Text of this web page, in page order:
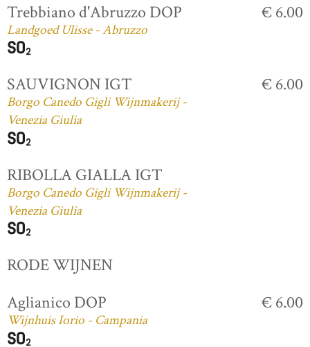
Trebbiano d'Abruzzo DOP
Landgoed Ulisse - Abruzzo
€ 6.00
SAUVIGNON IGT
Borgo Canedo Gigli Wijnmakerij -
Venezia Giulia
€ 6.00
RIBOLLA GIALLA IGT
Borgo Canedo Gigli Wijnmakerij -
Venezia Giulia
RODE WIJNEN
Aglianico DOP
Wijnhuis Iorio - Campania
€ 6.00